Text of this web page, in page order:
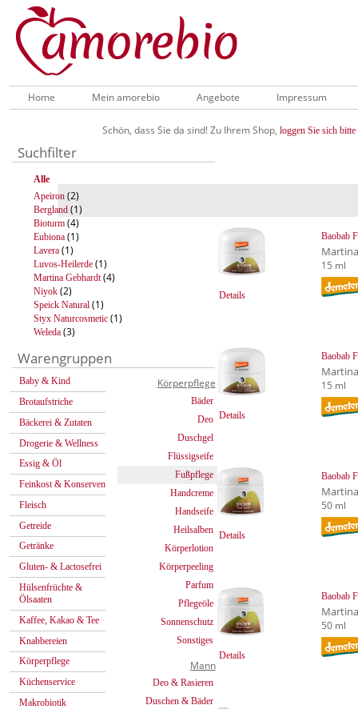
Home Mein amorebio Angebote Impressum
Schön, dass Sie da sind! Zu Ihrem Shop, loggen Sie sich bitte
Suchfilter
Alle
Apeiron (2)
Bergland (1)
Bioturm (4)
Eubiona (1)
Lavera (1)
Luvos-Heilerde (1)
Martina Gebhardt(4)
Niyok (2)
Speick Natural (1)
Styx Naturcosmetic (1)
Weleda (3)
Warengruppen
Baby & Kind
Brotaufstriche
Bäckerei & Zutaten
Drogerie & Wellness
Essig & Öl
Feinkost & Konserven
Fleisch
Getreide
Getränke
Gluten- & Lactosefrei
Hülsenfrüchte &
Ölsaaten
Kaffee, Kakao & Tee
Knabbereien
Körperpflege
Küchenservice
Makrobiotik
Körperpflege
Bäder
Deo
Duschgel
Flüssigseife
Fußpflege
Handcreme
Handseife
Heilsalben
Körperlotion
Körperpeeling
Parfum
Pflegeöle
Sonnenschutz
Sonstiges
Mann
Deo & Rasieren
Duschen & Bäder
Details
Baobab
15 ml
Details
Baobab
15 ml
Details
Baobab
50 ml
Details
Baobab
50 ml